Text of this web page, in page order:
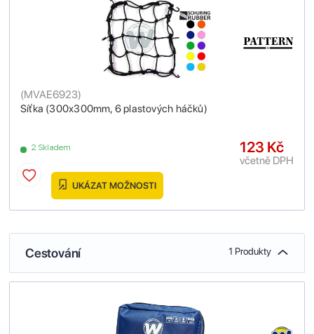
Síťka (300x300mm, 6 plastových háčků)
(MVAE6923)
2 Skladem 123 Kč
včetně DPH
UKÁZAT MOŽNOSTI
Cestování 1 Produkty